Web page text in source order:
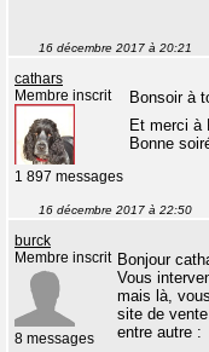
16 décembre 2017 à 20:21
cathars
Membre inscrit
1 897 messages
Bonsoir à
Et merci à
Bonne
16 décembre 2017 à 22:50
burck
Membre inscrit
8 messages
Bonjour
Vous
mais là,
site de
entre autre :